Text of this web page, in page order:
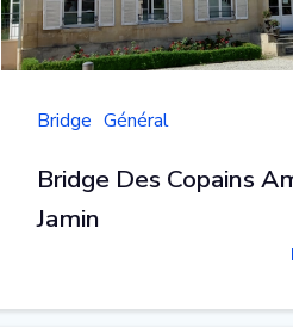
Bridge Général
Bridge Des Copains
Jamin